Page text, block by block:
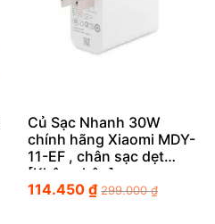
Củ Sạc Nhanh 30W
chính hãng Xiaomi MDY-
11-EF , chân sạc dẹt
[Không hộp]
114.450₫ 299.000₫